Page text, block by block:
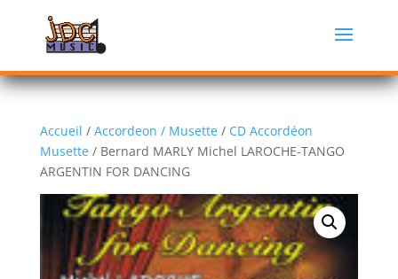
Accueil / Accordeon / Musette/ CD Accordéon
Musette/ Bernard MARLY Michel LAROCHE-TANGO
ARGENTIN FOR DANCING